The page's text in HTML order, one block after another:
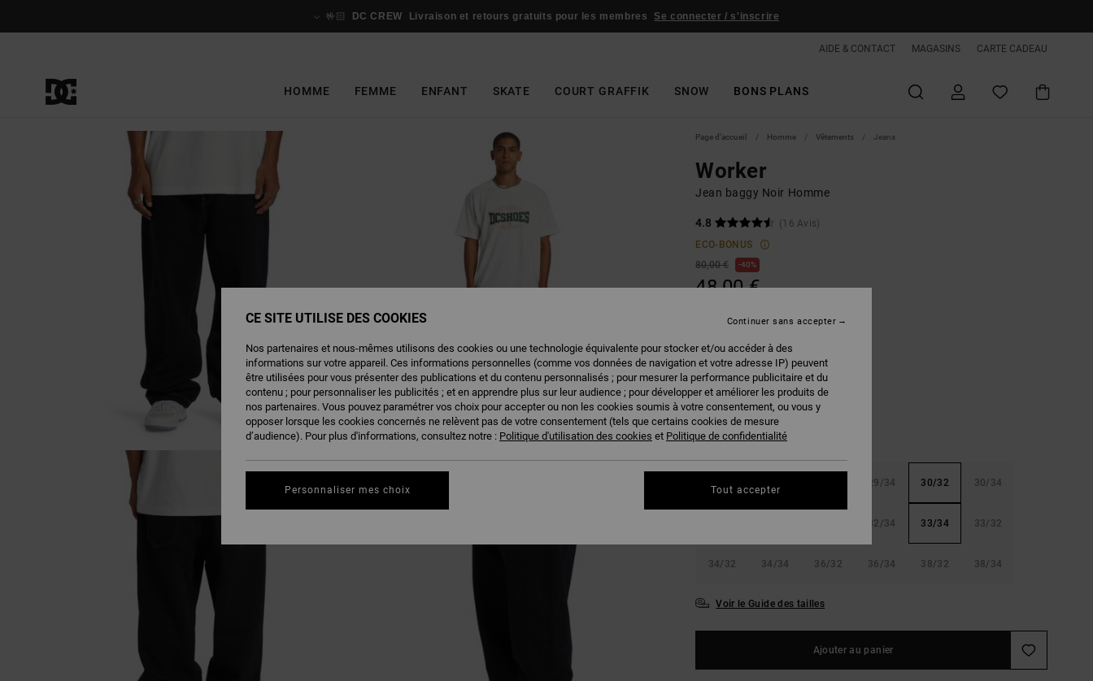
🤟🏻 DC CREW Livraison et retours gratuits pour les membres Se connecter / s'inscrire
AIDE & CONTACT MAGASINS CARTE CADEAU
HOMME FEMME ENFANT SKATE COURT GRAFFIK SNOW BONS PLANS
Page d'accueil Homme Vêtements Jeans
Worker
Jean baggy Noir Homme
4.8
(16 Avis)
ECO-BONUS
80,00 €
40%
48,00 €
CouleurBlack Tint
29/34 30/32 30/34
32/34 33/34 33/32
34/32 34/34 36/32 36/34 38/32 38/34
Voir le Guide des tailles
Ajouter au panier
CE SITE UTILISE DES COOKIES
Nos partenaires et nous-mêmes utilisons des cookies ou une technologie équivalente pour stocker et/ou accéder à des
informations sur votre appareil. Ces informations personnelles (comme vos données de navigation et votre adresse IP) peuvent
être utilisées pour vous présenter des publications et du contenu personnalisés ; pour mesurer la performance publicitaire et du
contenu ; pour personnaliser les publicités ; et en apprendre plus sur leur audience ; pour développer et améliorer les produits de
nos partenaires. Vous pouvez paramétrer vos choix pour accepter ou non les cookies soumis à votre consentement, ou vous y
opposer lorsque les cookies concernés ne relèvent pas de votre consentement (tels que certains cookies de mesure
d’audience). Pour plus d'informations, consultez notre : Politique d'utilisation des cookies et Politique de confidentialité
Personnaliser mes choix
Continuer sans accepter
Tout accepter